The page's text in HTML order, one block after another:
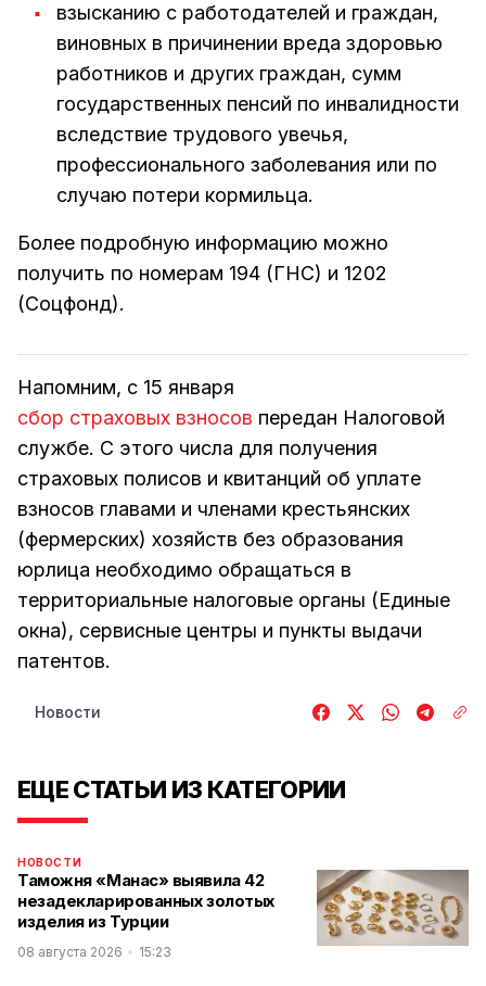
взысканию с работодателей и граждан,
виновных в причинении вреда здоровью
работников и других граждан, сумм
государственных пенсий по инвалидности
вследствие трудового увечья,
профессионального заболевания или по
случаю потери кормильца.
Более подробную информацию можно
получить по номерам 194 (ГНС) и 1202
(Соцфонд).
Напомним, с 15 января
сбор страховых взносов передан Налоговой
службе. С этого числа для получения
страховых полисов и квитанций об уплате
взносов главами и членами крестьянских
(фермерских) хозяйств без образования
юрлица необходимо обращаться в
территориальные налоговые органы (Единые
окна), сервисные центры и пункты выдачи
патентов.
Новости
ЕЩЕ СТАТЬИ ИЗ КАТЕГОРИИ
НОВОСТИ
Таможня «Манас» выявила 42
незадекларированных золотых
изделия из Турции
08 августа 2026 15:23